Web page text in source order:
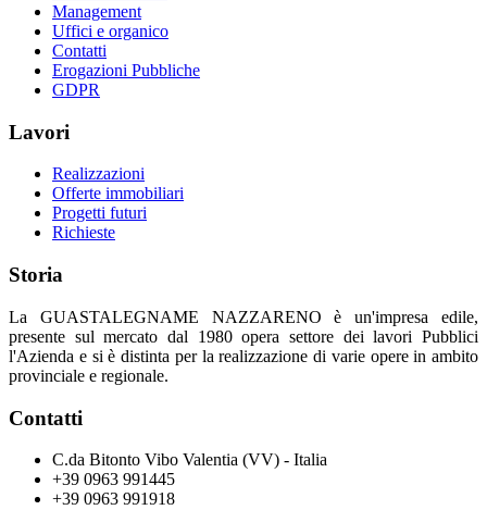
Management
Uffici e organico
Contatti
Erogazioni Pubbliche
GDPR
Lavori
Realizzazioni
Offerte immobiliari
Progetti futuri
Richieste
Storia
La GUASTALEGNAME NAZZARENO è un'impresa edile,
presente sul mercato dal 1980 opera settore dei lavori Pubblici
l'Azienda e si è distinta per la realizzazione di varie opere in ambito
provinciale e regionale.
Contatti
C.da Bitonto Vibo Valentia (VV) - Italia
+39 0963 991445
+39 0963 991918